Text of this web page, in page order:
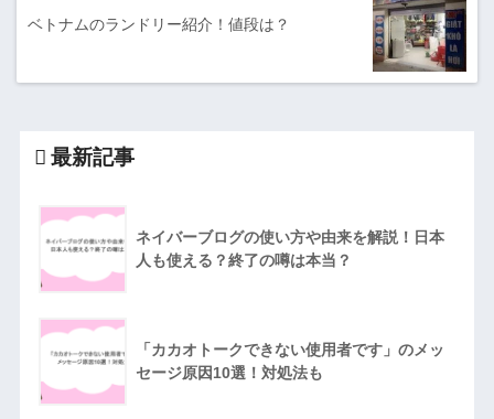
ベトナムのランドリー紹介！値段は？
最新記事
ネイバーブログの使い方や由来を解説！日本
人も使える？終了の噂は本当？
「カカオトークできない使用者です」のメッ
セージ原因10選！対処法も